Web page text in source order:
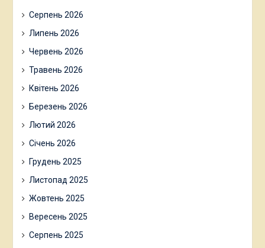
Серпень 2026
Липень 2026
Червень 2026
Травень 2026
Квітень 2026
Березень 2026
Лютий 2026
Січень 2026
Грудень 2025
Листопад 2025
Жовтень 2025
Вересень 2025
Серпень 2025